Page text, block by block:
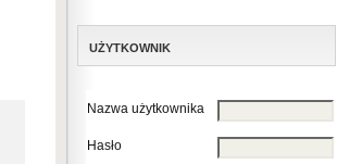
UŻYTKOWNIK
Nazwa użytkownika
Hasło